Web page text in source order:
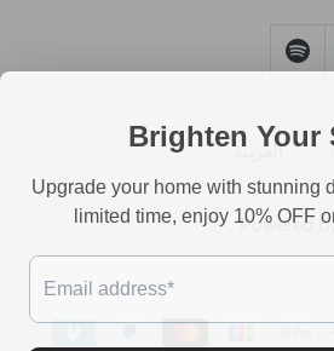
اللغهالعربية
Powered